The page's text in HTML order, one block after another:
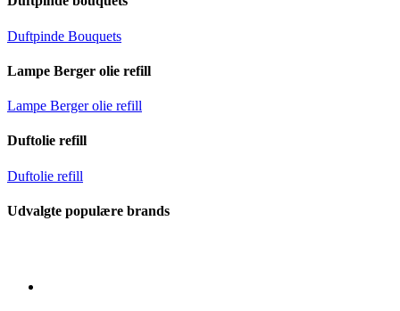
Duftpinde Bouquets
Lampe Berger olie refill
Lampe Berger olie refill
Duftolie refill
Duftolie refill
Udvalgte populære brands